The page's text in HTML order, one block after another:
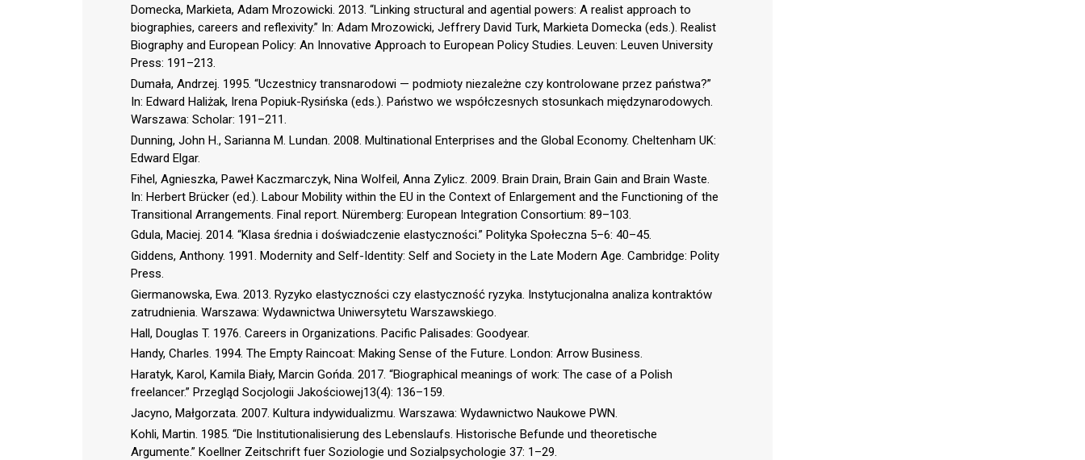
Domecka, Markieta, Adam Mrozowicki. 2013. “Linking structural and agential powers: A realist approach to
biographies, careers and reflexivity.” In: Adam Mrozowicki, Jeffrery David Turk, Markieta Domecka (eds.). Realist
Biography and European Policy: An Innovative Approach to European Policy Studies. Leuven: Leuven University
Press: 191–213.
Dumała, Andrzej. 1995. “Uczestnicy transnarodowi — podmioty niezależne czy kontrolowane przez państwa?”
In: Edward Haliżak, Irena Popiuk-Rysińska (eds.). Państwo we współczesnych stosunkach międzynarodowych.
Warszawa: Scholar: 191–211.
Dunning, John H., Sarianna M. Lundan. 2008. Multinational Enterprises and the Global Economy. Cheltenham UK:
Edward Elgar.
Fihel, Agnieszka, Paweł Kaczmarczyk, Nina Wolfeil, Anna Zylicz. 2009. Brain Drain, Brain Gain and Brain Waste.
In: Herbert Brücker (ed.). Labour Mobility within the EU in the Context of Enlargement and the Functioning of the
Transitional Arrangements. Final report. Nüremberg: European Integration Consortium: 89–103.
Gdula, Maciej. 2014. “Klasa średnia i doświadczenie elastyczności.” Polityka Społeczna 5–6: 40–45.
Giddens, Anthony. 1991. Modernity and Self-Identity: Self and Society in the Late Modern Age. Cambridge: Polity
Press.
Giermanowska, Ewa. 2013. Ryzyko elastyczności czy elastyczność ryzyka. Instytucjonalna analiza kontraktów
zatrudnienia. Warszawa: Wydawnictwa Uniwersytetu Warszawskiego.
Hall, Douglas T. 1976. Careers in Organizations. Pacific Palisades: Goodyear.
Handy, Charles. 1994. The Empty Raincoat: Making Sense of the Future. London: Arrow Business.
Haratyk, Karol, Kamila Biały, Marcin Gońda. 2017. “Biographical meanings of work: The case of a Polish
freelancer.” Przegląd Socjologii Jakościowej13(4): 136–159.
Jacyno, Małgorzata. 2007. Kultura indywidualizmu. Warszawa: Wydawnictwo Naukowe PWN.
Kohli, Martin. 1985. “Die Institutionalisierung des Lebenslaufs. Historische Befunde und theoretische
Argumente.” Koellner Zeitschrift fuer Soziologie und Sozialpsychologie 37: 1–29.